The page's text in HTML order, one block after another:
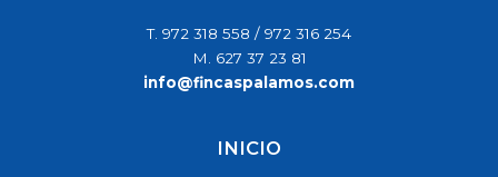
T. 972 318 558 / 972 316 254
M. 627 37 23 81
info@fincaspalamos.com
INICIO